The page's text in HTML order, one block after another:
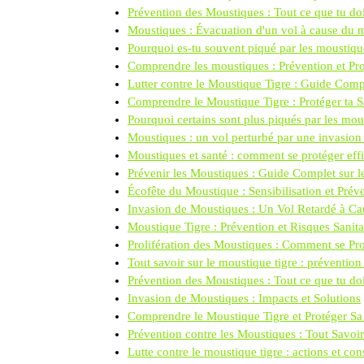
Prévention des Moustiques : Tout ce que tu
Moustiques : Évacuation d'un vol à cause du
Pourquoi es-tu souvent piqué par les
Comprendre les moustiques : Prévention et
Lutter contre le Moustique Tigre : Guide
Comprendre le Moustique Tigre : Protéger ta
Pourquoi certains sont plus piqués par les
Moustiques : un vol perturbé par une invasion
Moustiques et santé : comment se protéger
Prévenir les Moustiques : Guide Complet sur
Écofête du Moustique : Sensibilisation et
Invasion de Moustiques : Un Vol Retardé à
Moustique Tigre : Prévention et Risques
Prolifération des Moustiques : Comment se
Tout savoir sur le moustique tigre : prévention
Prévention des Moustiques : Tout ce que tu
Invasion de Moustiques : Impacts et Solutions
Comprendre le Moustique Tigre et Protéger Sa
Prévention contre les Moustiques : Tout
Lutte contre le moustique tigre : actions et